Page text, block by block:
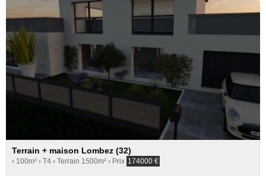
Terrain + maison Lombez (32)
› 100m² › T4 › Terrain 1500m² › Prix 174000 €